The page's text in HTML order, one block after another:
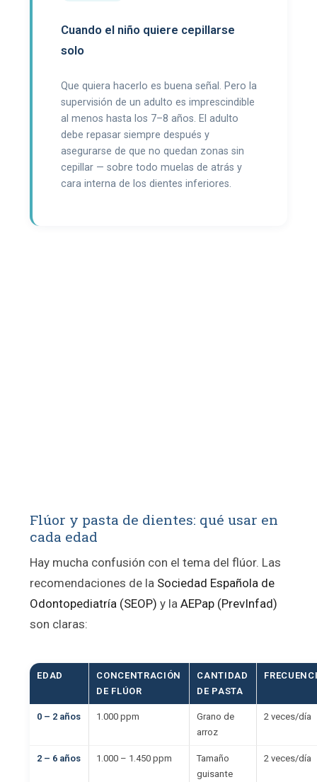
Cuando el niño quiere cepillarse
solo
Que quiera hacerlo es buena señal. Pero la
supervisión de un adulto es imprescindible
al menos hasta los 7–8 años. El adulto
debe repasar siempre después y
asegurarse de que no quedan zonas sin
cepillar — sobre todo muelas de atrás y
cara interna de los dientes inferiores.
Flúor y pasta de dientes: qué usar en
cada edad
Hay mucha confusión con el tema del flúor. Las
recomendaciones de la Sociedad Española de
Odontopediatría (SEOP) y la AEPap (PrevInfad)
son claras:
EDAD
CONCENTRACIÓN
DE FLÚOR
CANTIDAD
DE PASTA
0 – 2 años 1.000 ppm
Grano de
arroz
2 veces/día
2 – 6 años 1.000 – 1.450 ppm
Tamaño
guisante
2 veces/día